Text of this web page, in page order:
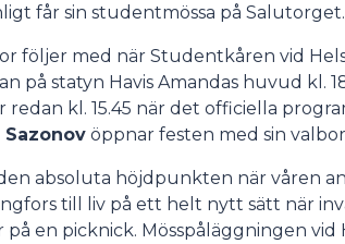
får sin studentmössa på Salutorget.
följer med när Studentkåren vid
på statyn Havis Amandas huvud kl.
redan kl. 15.45 när det officiella
Sazonov öppnar festen med sin
absoluta höjdpunkten när våren
till liv på ett helt nytt sätt när
en picknick. Mösspåläggningen vid